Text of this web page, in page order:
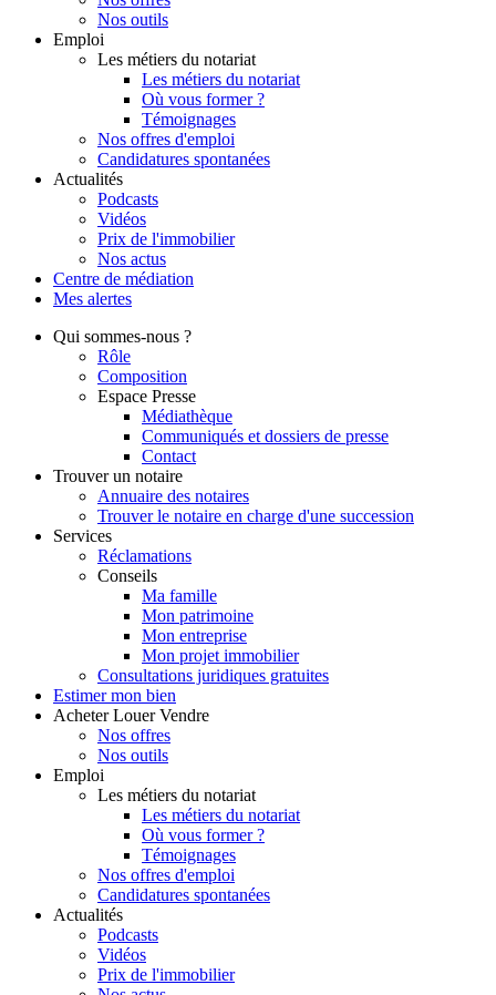
Nos outils
Emploi
Les métiers du notariat
Les métiers du notariat
Où vous former ?
Témoignages
Nos offres d'emploi
Candidatures spontanées
Actualités
Podcasts
Vidéos
Prix de l'immobilier
Nos actus
Centre de médiation
Mes alertes
Qui sommes-nous ?
Rôle
Composition
Espace Presse
Médiathèque
Communiqués et dossiers de presse
Contact
Trouver un notaire
Annuaire des notaires
Trouver le notaire en charge d'une succession
Services
Réclamations
Conseils
Ma famille
Mon patrimoine
Mon entreprise
Mon projet immobilier
Consultations juridiques gratuites
Estimer mon bien
Acheter Louer Vendre
Nos offres
Nos outils
Emploi
Les métiers du notariat
Les métiers du notariat
Où vous former ?
Témoignages
Nos offres d'emploi
Candidatures spontanées
Actualités
Podcasts
Vidéos
Prix de l'immobilier